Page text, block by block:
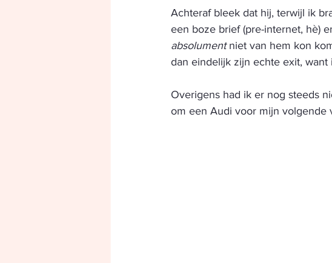
Achteraf bleek dat hij, terwijl ik
een boze brief (pre-internet, hè)
absolument niet van hem kon
dan eindelijk zijn echte exit,
Overigens had ik er nog steeds
om een Audi voor mijn volgende